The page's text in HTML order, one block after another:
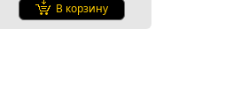
В корзину